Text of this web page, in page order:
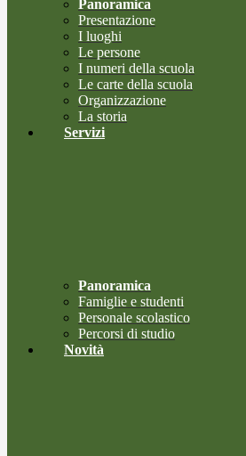
Panoramica
Presentazione
I luoghi
Le persone
I numeri della scuola
Le carte della scuola
Organizzazione
La storia
Servizi
Panoramica
Famiglie e studenti
Personale scolastico
Percorsi di studio
Novità